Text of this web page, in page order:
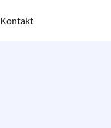
Kontakt